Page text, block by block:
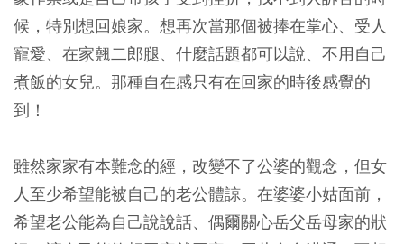
候，特別想回娘家。想再次當那個被捧在掌心、受人
寵愛、在家翹二郎腿、什麼話題都可以說、不用自己
煮飯的女兒。那種自在感只有在回家的時後感覺的
到！
雖然家家有本難念的經，改變不了公婆的觀念，但女
人至少希望能被自己的老公體諒。在婆婆小姑面前，
希望老公能為自己說說話、偶爾關心岳父岳母家的狀